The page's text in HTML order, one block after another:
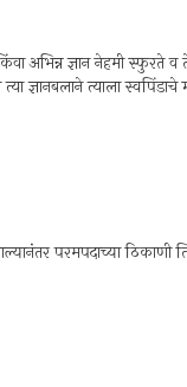
अभिन्न ज्ञान नेहमी स्फुरते
ज्ञानबलाने त्याला
परमपदाच्या ठिकाणी